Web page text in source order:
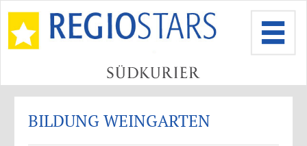
BILDUNG WEINGARTEN